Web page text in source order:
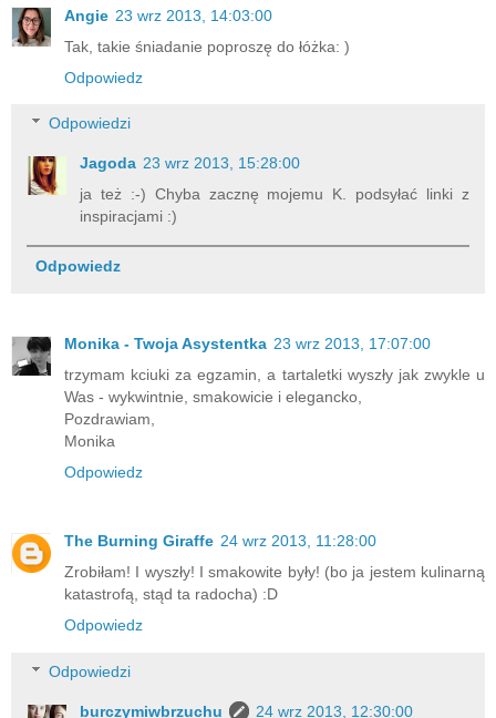
Angie 23 wrz 2013, 14:03:00
Tak, takie śniadanie poproszę do łóżka: )
Odpowiedz
Odpowiedzi
Jagoda 23 wrz 2013, 15:28:00
ja też :-) Chyba zacznę mojemu K. podsyłać linki z
inspiracjami :)
Odpowiedz
Monika - Twoja Asystentka 23 wrz 2013, 17:07:00
trzymam kciuki za egzamin, a tartaletki wyszły jak zwykle u
Was - wykwintnie, smakowicie i elegancko,
Pozdrawiam,
Monika
Odpowiedz
The Burning Giraffe 24 wrz 2013, 11:28:00
Zrobiłam! I wyszły! I smakowite były! (bo ja jestem kulinarną
katastrofą, stąd ta radocha) :D
Odpowiedz
Odpowiedzi
burczymiwbrzuchu
24 wrz 2013, 12:30:00